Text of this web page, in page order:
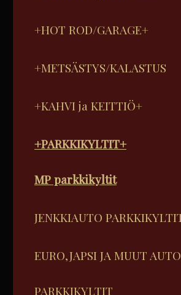
+HOT ROD/GARAGE+
+METSÄSTYS/KALASTUS
+KAHVI ja KEITTIÖ+
+PARKKIKYLTIT+
MP parkkikyltit
JENKKIAUTO
EURO,JAPSI JA MUUT
PARKKIKYLTIT